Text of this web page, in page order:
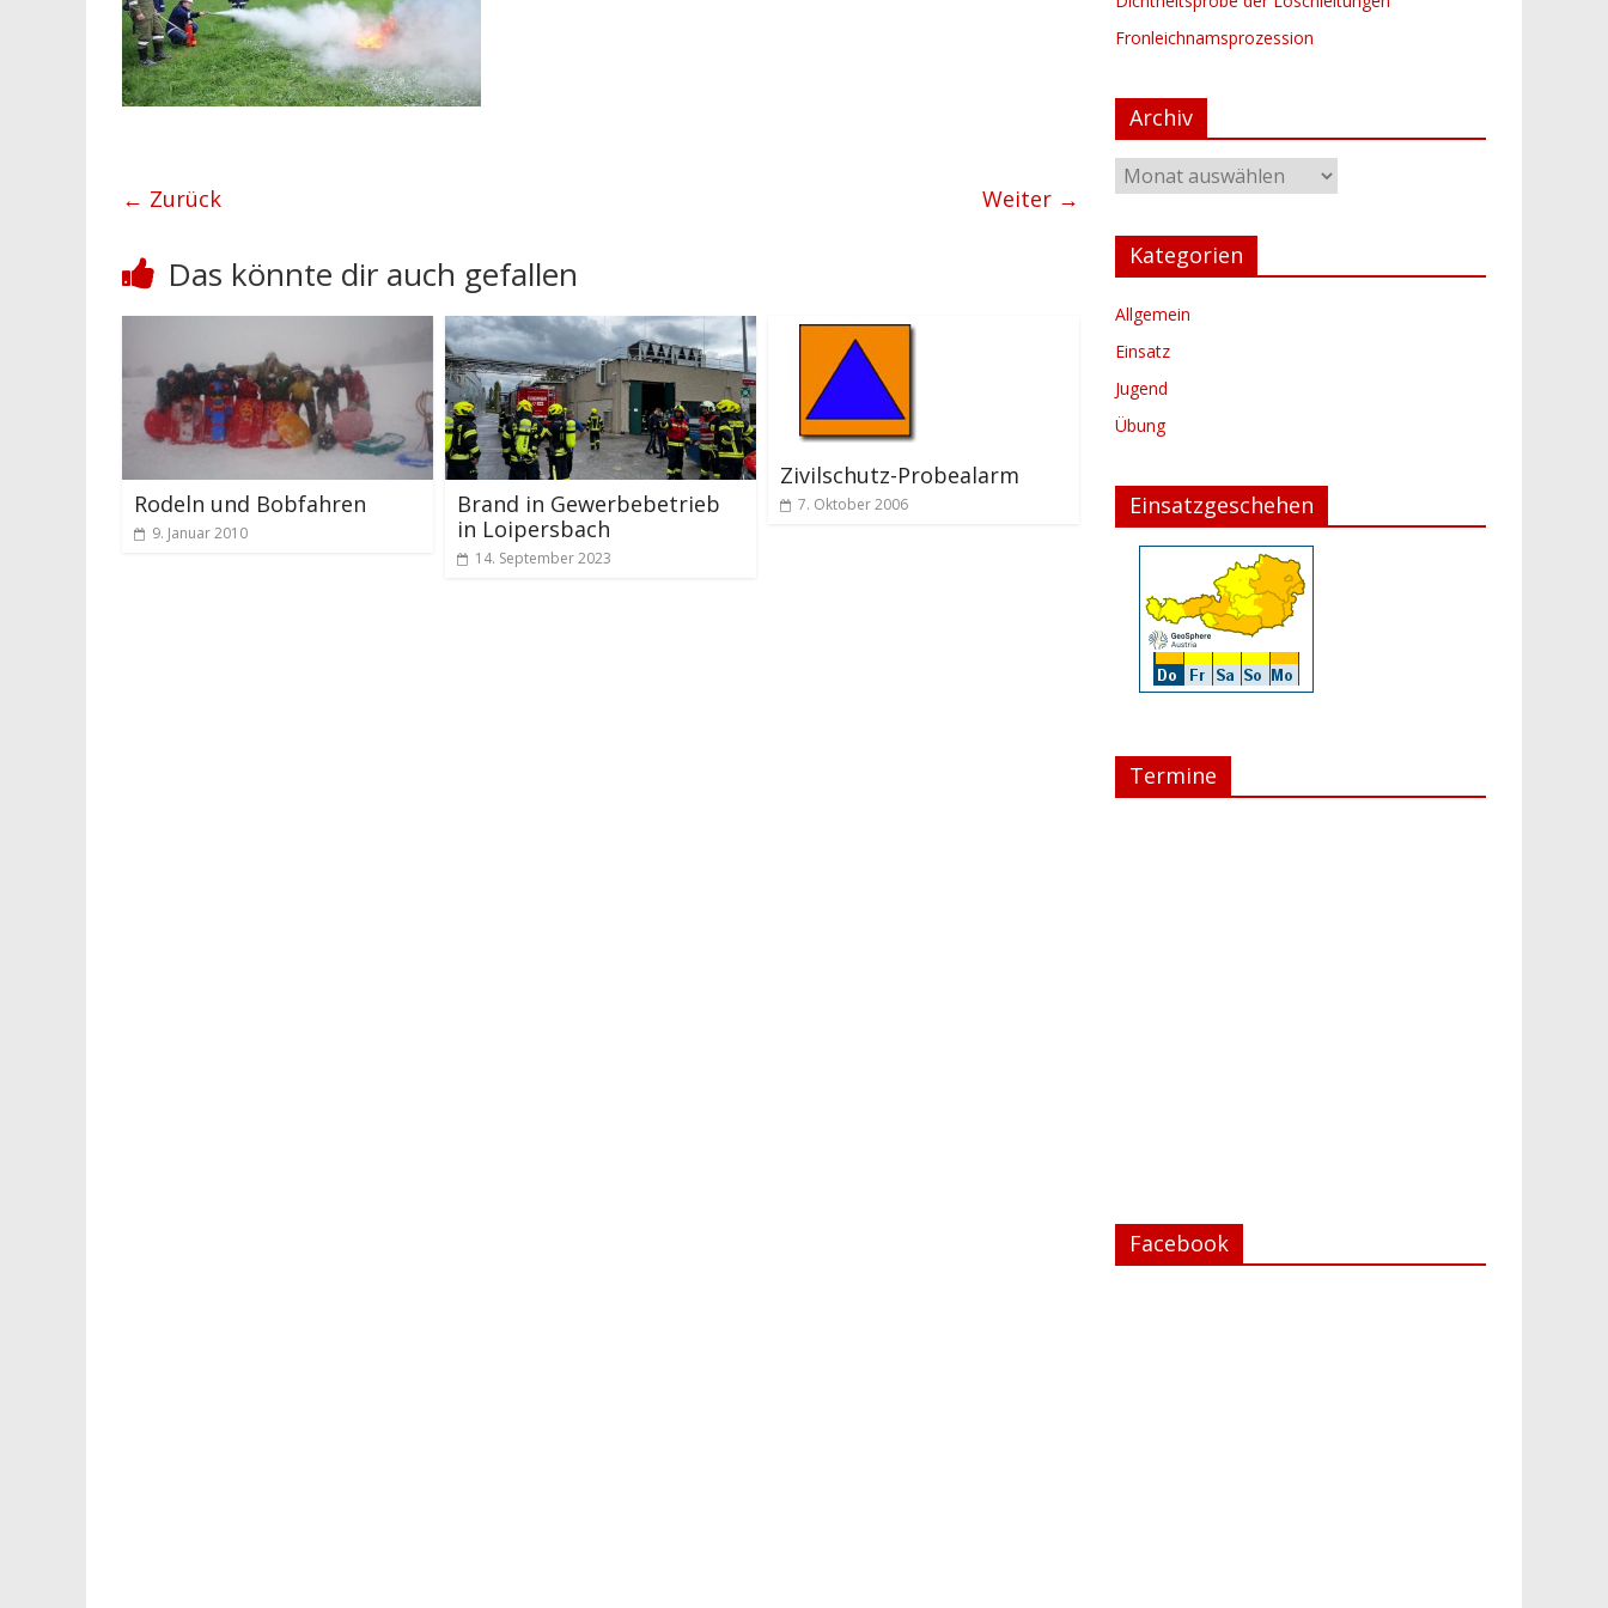
← Zurück Weiter →
Das könnte dir auch gefallen
Rodeln und Bobfahren
9. Januar 2010
Brand in Gewerbebetrieb
in Loipersbach
14. September 2023
Zivilschutz-Probealarm
7. Oktober 2006
Fronleichnamsprozession
Archiv
Archiv
Kategorien
Allgemein
Einsatz
Jugend
Übung
Einsatzgeschehen
Termine
Facebook